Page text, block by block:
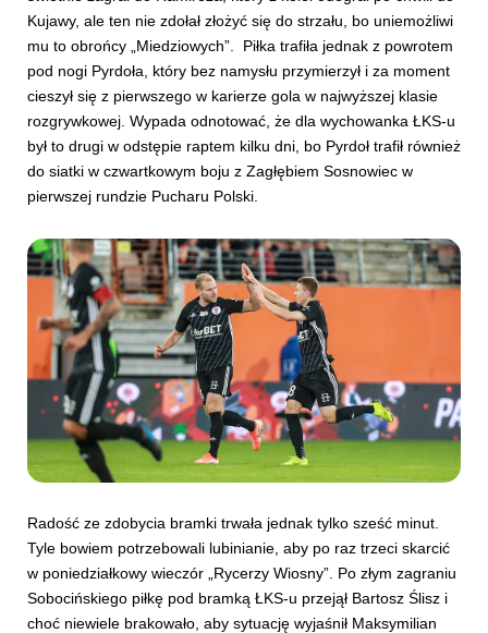
Kujawy, ale ten nie zdołał złożyć się do strzału, bo uniemożliwi
mu to obrońcy „Miedziowych”. Piłka trafiła jednak z powrotem
pod nogi Pyrdoła, który bez namysłu przymierzył i za moment
cieszył się z pierwszego w karierze gola w najwyższej klasie
rozgrywkowej. Wypada odnotować, że dla wychowanka ŁKS-u
był to drugi w odstępie raptem kilku dni, bo Pyrdoł trafił również
do siatki w czwartkowym boju z Zagłębiem Sosnowiec w
pierwszej rundzie Pucharu Polski.
Radość ze zdobycia bramki trwała jednak tylko sześć minut.
Tyle bowiem potrzebowali lubinianie, aby po raz trzeci skarcić
w poniedziałkowy wieczór „Rycerzy Wiosny”. Po złym zagraniu
Sobocińskiego piłkę pod bramką ŁKS-u przejął Bartosz Ślisz i
choć niewiele brakowało, aby sytuację wyjaśnił Maksymilian